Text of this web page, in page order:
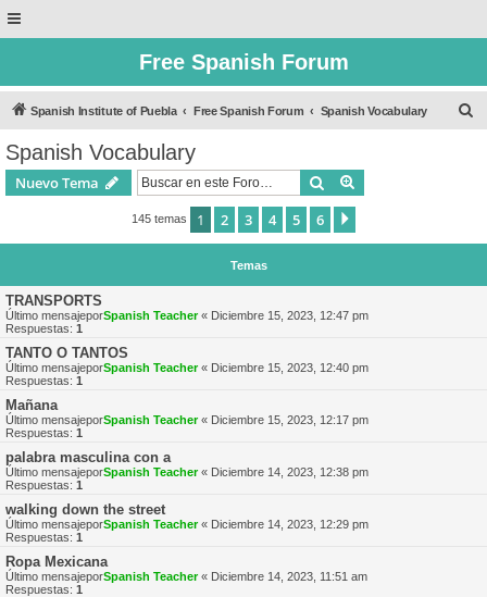
Free Spanish Forum
Spanish Institute of Puebla Free Spanish Forum Spanish Vocabulary
Spanish Vocabulary
Nuevo Tema Buscar
145 temas 1 2 3 4 5 6
Temas
TRANSPORTS
Último mensajeporSpanish Teacher« Diciembre 15, 2023, 12:47 pm
Respuestas: 1
TANTO O TANTOS
Último mensajeporSpanish Teacher« Diciembre 15, 2023, 12:40 pm
Respuestas: 1
Mañana
Último mensajeporSpanish Teacher« Diciembre 15, 2023, 12:17 pm
Respuestas: 1
palabra masculina con a
Último mensajeporSpanish Teacher« Diciembre 14, 2023, 12:38 pm
Respuestas: 1
walking down the street
Último mensajeporSpanish Teacher« Diciembre 14, 2023, 12:29 pm
Respuestas: 1
Ropa Mexicana
Último mensajeporSpanish Teacher« Diciembre 14, 2023, 11:51 am
Respuestas: 1